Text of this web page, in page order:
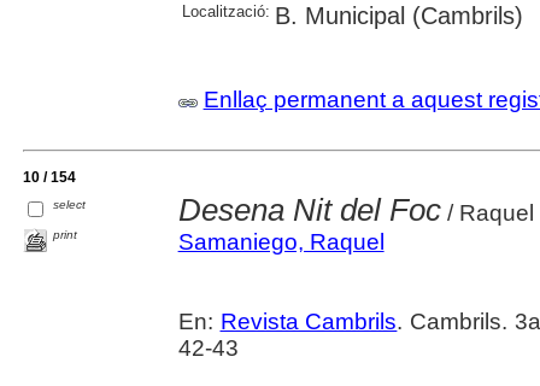
Localització: B. Municipal (Cambrils)
Enllaç permanent a aquest
10 / 154
select
print
Desena Nit del Foc/ Raquel
Samaniego, Raquel
En: Revista Cambrils. Cambrils.
42-43